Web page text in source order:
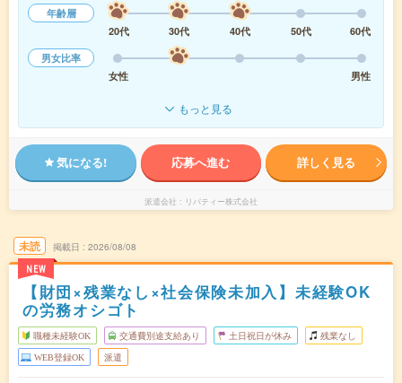
年齢層
20代
30代 40代 50代
60代
男女比率
女性
男性
もっと見る
気になる! 応募へ進む 詳しく見る
派遣会社 リバティー株式会社
未読
NEW
掲載日 2026/08/08
【財団×残業なし×社会保険未加入】未経験OK
の労務オシゴト
職種未経験OK 交通費別途支給あり 土日祝日が休み 残業なし
WEB登録OK 派遣